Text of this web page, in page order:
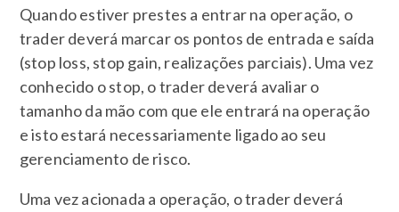
Quando estiver prestes a entrar na operação, o
trader deverá marcar os pontos de entrada e saída
(stop loss, stop gain, realizações parciais). Uma vez
conhecido o stop, o trader deverá avaliar o
tamanho da mão com que ele entrará na operação
e isto estará necessariamente ligado ao seu
gerenciamento de risco.
Uma vez acionada a operação, o trader deverá